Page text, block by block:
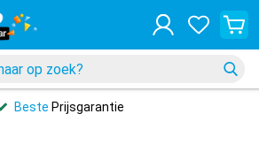
Beste Prijsgarantie